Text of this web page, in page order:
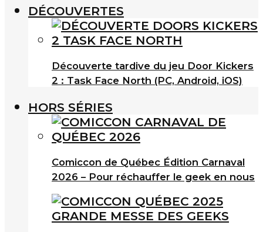
DÉCOUVERTES
Découverte tardive du jeu Door Kickers
2 : Task Face North (PC, Android, iOS)
HORS SÉRIES
Comiccon de Québec Édition Carnaval
2026 – Pour réchauffer le geek en nous